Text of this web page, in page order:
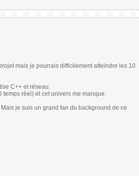
mais je pourrais difficilement atteindre les 10
C++ et réseau.
réel) et cet univers me manque.
je suis un grand fan du background de ce